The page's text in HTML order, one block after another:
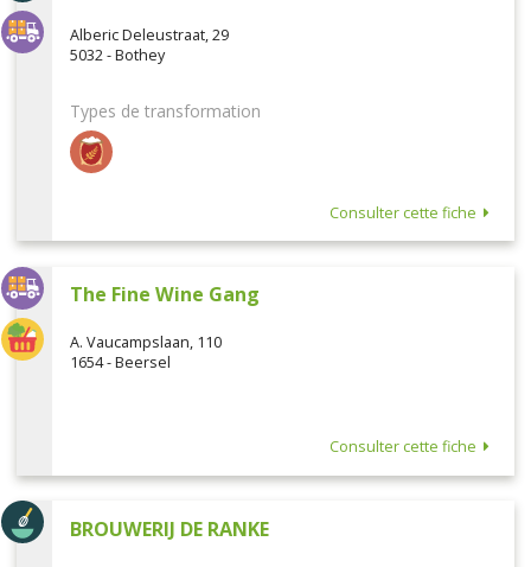
Alberic Deleustraat, 29
5032 - Bothey
Types de transformation
Consulter cette fiche
The Fine Wine Gang
A. Vaucampslaan, 110
1654 - Beersel
Consulter cette fiche
BROUWERIJ DE RANKE